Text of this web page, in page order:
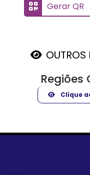
Gerar QR
OUTROS
Regiões
Clique